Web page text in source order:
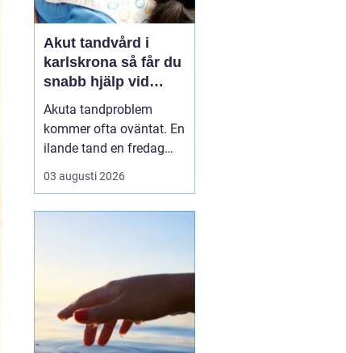
Akut tandvård i
karlskrona så får du
snabb hjälp vid
tandvärk och skador
Akuta tandproblem
kommer ofta oväntat. En
ilande tand en fredag
kväll, en svullnad som
blir värre över natten
vända dig för snabb och
trygg akut tandvård i
Karlskr...
03 augusti 2026